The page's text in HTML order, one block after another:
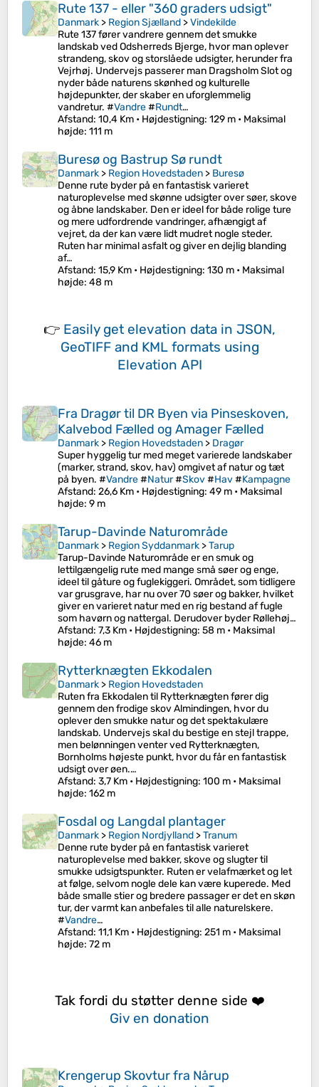
Rute 137 - eller "360 graders udsigt"
Danmark > Region Sjælland >Vindekilde
Rute 137 fører vandrere gennem det smukke
landskab ved Odsherreds Bjerge, hvor man oplever
strandeng, skov og storslåede udsigter, herunder fra
Vejrhøj. Undervejs passerer man Dragsholm Slot og
nyder både naturens skønhed og kulturelle
højdepunkter, der skaber en uforglemmelig
vandretur. #Vandre#Rundt…
Afstand: 10,4 Km • Højdestigning: 129 m • Maksimal
højde: 111 m
Buresø og Bastrup Sø rundt
Danmark > Region Hovedstaden > Buresø
Denne rute byder på en fantastisk varieret
naturoplevelse med skønne udsigter over søer, skove
og åbne landskaber. Den er ideel for både rolige ture
og mere udfordrende vandringer, afhængigt af
vejret, da der kan være lidt mudret nogle steder.
Ruten har minimal asfalt og giver en dejlig blanding
af…
Afstand: 15,9 Km • Højdestigning: 130 m • Maksimal
højde: 48 m
👉 Easily get elevation data in JSON,
GeoTIFF and KML formats using
Elevation API
Fra Dragør til DR Byen via Pinseskoven,
Kalvebod Fælled og Amager Fælled
Danmark > Region Hovedstaden > Dragør
Super hyggelig tur med meget varierede landskaber
(marker, strand, skov, hav) omgivet af natur og tæt
på byen. #Vandre#Natur#Skov#Hav#Kampagne
Afstand: 26,6 Km • Højdestigning: 49 m • Maksimal
højde: 9 m
Tarup-Davinde Naturområde
Danmark > Region Syddanmark >Tarup
Tarup-Davinde Naturområde er en smuk og
lettilgængelig rute med mange små søer og enge,
ideel til gåture og fuglekiggeri. Området, som tidligere
var grusgrave, har nu over 70 søer og bakker, hvilket
giver en varieret natur med en rig bestand af fugle
som havørn og nattergal. Derudover byder Røllehøj…
Afstand: 7,3 Km • Højdestigning: 58 m • Maksimal
højde: 46 m
Rytterknægten Ekkodalen
Danmark > Region Hovedstaden
Ruten fra Ekkodalen til Rytterknægten fører dig
gennem den frodige skov Almindingen, hvor du
oplever den smukke natur og det spektakulære
landskab. Undervejs skal du bestige en stejl trappe,
men belønningen venter ved Rytterknægten,
Bornholms højeste punkt, hvor du får en fantastisk
udsigt over øen.…
Afstand: 3,7 Km • Højdestigning: 100 m • Maksimal
højde: 162 m
Fosdal og Langdal plantager
Danmark > Region Nordjylland >Tranum
Denne rute byder på en fantastisk varieret
naturoplevelse med bakker, skove og slugter til
smukke udsigtspunkter. Ruten er velafmærket og let
at følge, selvom nogle dele kan være kuperede. Med
både smalle stier og bredere passager er det en skøn
tur, der varmt kan anbefales til alle naturelskere.
#Vandre…
Afstand: 11,1 Km • Højdestigning: 251 m • Maksimal
højde: 72 m
Tak fordi du støtter denne side ❤️
Giv en donation
Krengerup Skovtur fra Nårup